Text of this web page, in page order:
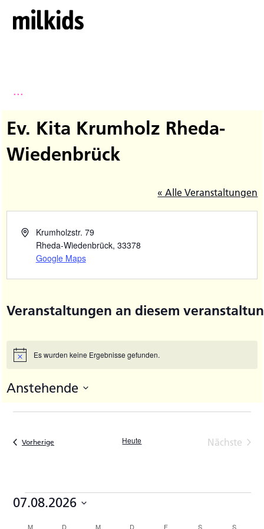
...
Ev. Kita Krumholz Rheda-
Wiedenbrück
« Alle Veranstaltungen
Krumholzstr. 79
Rheda-Wiedenbrück, 33378
Google Maps
Veranstaltungen an diesem
HinweisEs wurden keine Ergebnisse gefunden.
Anstehende
wählen.
Vorherige Heute
Nächste
Veranstaltungen
07.08.2026
MMONTAG DDIENSTAGM MITTWOCH
DDONNERSTAG
F SSAMSTAGS